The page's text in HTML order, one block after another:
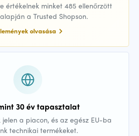
értékelnek minket 485 ellenőrzött
a Trusted Shopson.
olvasása
30 év tapasztalat
a piacon, és az egész EU-ba
technikai termékeket.